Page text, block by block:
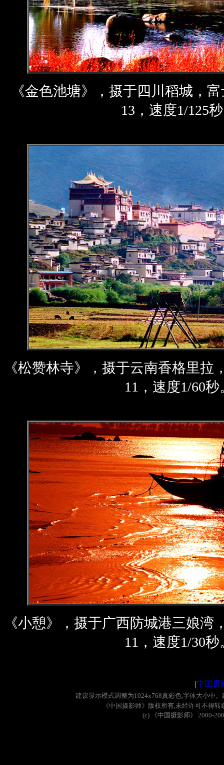
《金色池塘》，摄于四川稻城，
13，速度1/125
《松赞林寺》，摄于云南香格里拉
11，速度1/60秒
《小憩》，摄于广西防城港三娘湾
11，速度1/30秒
|中国摄
建议显示模式调整为1024x768真彩色,字体大小中。
《中国摄影师》版权所有,未经许可不得转
(c)
《中国摄影师》 2000-200